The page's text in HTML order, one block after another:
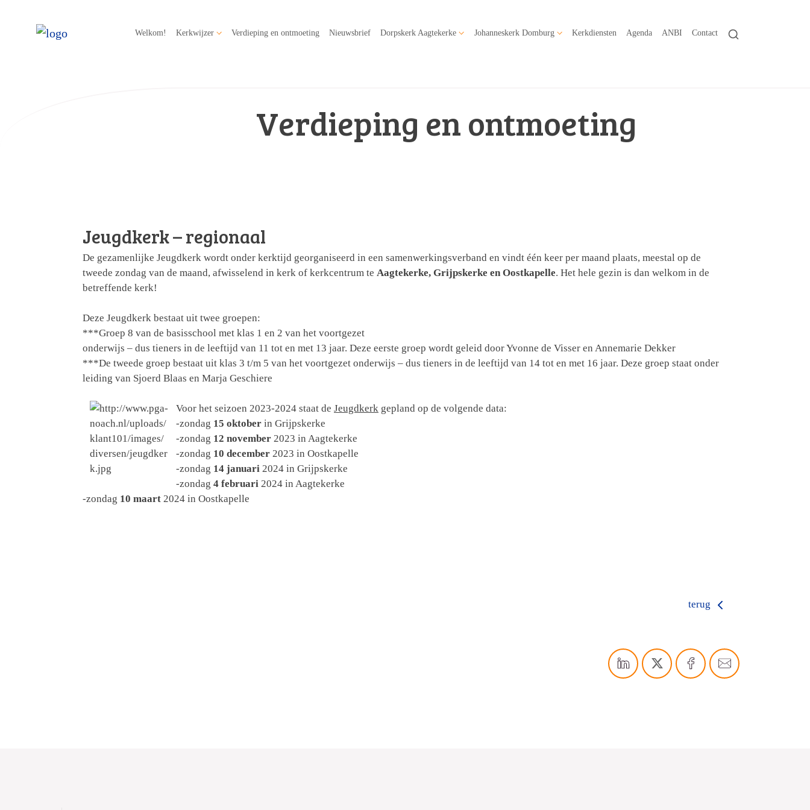
Welkom! Kerkwijzer Verdieping en ontmoeting Nieuwsbrief Dorpskerk Aagtekerke Johanneskerk Domburg Kerkdiensten Agenda ANBI Contact
Verdieping en ontmoeting
Jeugdkerk – regionaal
De gezamenlijke Jeugdkerk wordt onder kerktijd georganiseerd in een samenwerkingsverband en vindt één keer per maand plaats, meestal op de
tweede zondag van de maand, afwisselend in kerk of kerkcentrum te Aagtekerke, Grijpskerke en Oostkapelle. Het hele gezin is dan welkom in de
betreffende kerk!
Deze Jeugdkerk bestaat uit twee groepen:
***Groep 8 van de basisschool met klas 1 en 2 van het voortgezet
onderwijs – dus tieners in de leeftijd van 11 tot en met 13 jaar. Deze eerste groep wordt geleid door Yvonne de Visser en Annemarie Dekker
***De tweede groep bestaat uit klas 3 t/m 5 van het voortgezet onderwijs – dus tieners in de leeftijd van 14 tot en met 16 jaar. Deze groep staat onder
leiding van Sjoerd Blaas en Marja Geschiere
Voor het seizoen 2023-2024 staat de Jeugdkerk gepland op de volgende data:
-zondag 15 oktober in Grijpskerke
-zondag 12 november 2023 in Aagtekerke
-zondag 10 december 2023 in Oostkapelle
-zondag 14 januari 2024 in Grijpskerke
-zondag 4 februari 2024 in Aagtekerke
-zondag 10 maart 2024 in Oostkapelle
terug